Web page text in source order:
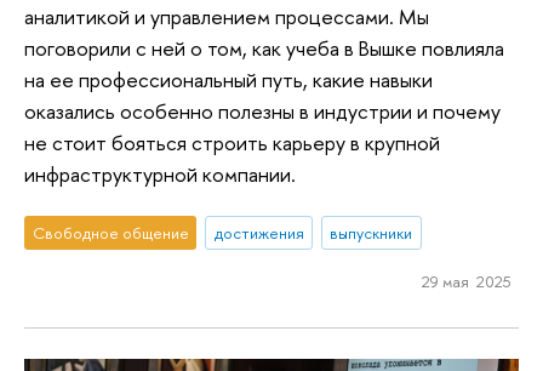
аналитикой и управлением процессами. Мы
поговорили с ней о том, как учеба в Вышке повлияла
на ее профессиональный путь, какие навыки
оказались особенно полезны в индустрии и почему
не стоит бояться строить карьеру в крупной
инфраструктурной компании.
Свободное общение достижения выпускники
29 мая 2025